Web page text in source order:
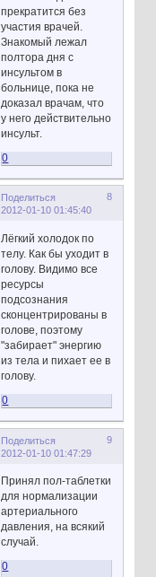
прекратится без
участия врачей.
Знакомый лежал
полтора дня с
инсультом в
больнице, пока не
доказал врачам, что
у него действительно
инсульт.
0
Поделиться
8
2012-01-10 01:45:40
Лёгкий холодок по
телу. Как бы уходит в
голову. Видимо все
ресурсы
подсознания
сконцентрированы в
голове, поэтому
"забирает" энергию
из тела и пихает ее в
голову.
0
Поделиться
9
2012-01-10 01:47:29
Принял пол-таблетки
для нормализации
артериального
давления, на всякий
случай.
0